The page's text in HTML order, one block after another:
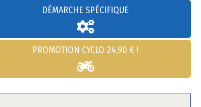
DÉMARCHE SPÉCIFIQUE
PROMOTION CYCLO 24,90 € !